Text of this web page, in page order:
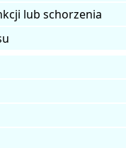
lub schorzenia